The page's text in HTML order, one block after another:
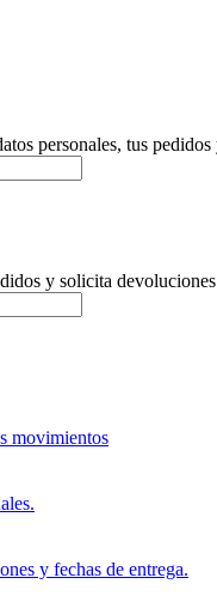
personales, tus
y solicita
movimientos
y fechas de entrega.